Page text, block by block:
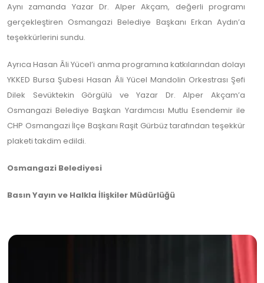
Aynı zamanda Yazar Dr. Alper Akçam, değerli programı
gerçekleştiren Osmangazi Belediye Başkanı Erkan Aydın’a
teşekkürlerini sundu.
Ayrıca Hasan Âli Yücel’i anma programına katkılarından dolayı
YKKED Bursa Şubesi Hasan Âli Yücel Mandolin Orkestrası Şefi
Dilek Sevüktekin Görgülü ve Yazar Dr. Alper Akçam’a
Osmangazi Belediye Başkan Yardımcısı Mutlu Esendemir ile
CHP Osmangazi İlçe Başkanı Raşit Gürbüz tarafından teşekkür
plaketi takdim edildi.
Osmangazi Belediyesi
Basın Yayın ve Halkla İlişkiler Müdürlüğü